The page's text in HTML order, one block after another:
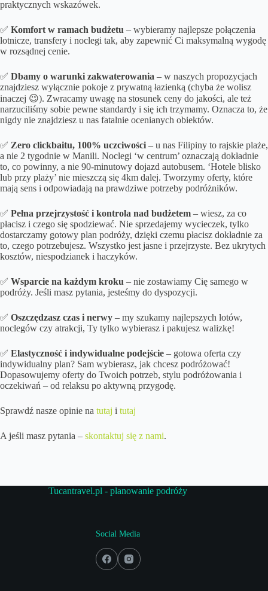
praktycznych wskazówek.
✅ Komfort w ramach budżetu – wybieramy najlepsze połączenia
lotnicze, transfery i noclegi tak, aby zapewnić Ci maksymalną wygodę
w rozsądnej cenie.
✅ Dbamy o warunki zakwaterowania – w naszych propozycjach
znajdziesz wyłącznie pokoje z prywatną łazienką (chyba że wolisz
inaczej 😉). Zwracamy uwagę na stosunek ceny do jakości, ale też
narzuciliśmy sobie pewne standardy i się ich trzymamy. Oznacza to, że
nigdy nie znajdziesz u nas fatalnie ocenianych obiektów.
✅ Zero clickbaitu, 100% uczciwości – u nas Filipiny to rajskie plaże,
a nie 2 tygodnie w Manili. Noclegi ‘w centrum’ oznaczają dokładnie
to, co powinny, a nie 90-minutowy dojazd autobusem. ‘Hotele blisko
lub przy plaży’ nie mieszczą się 4km dalej. Tworzymy oferty, które
mają sens i odpowiadają na prawdziwe potrzeby podróżników.
✅ Pełna przejrzystość i kontrola nad budżetem – wiesz, za co
płacisz i czego się spodziewać. Nie sprzedajemy wycieczek, tylko
dostarczamy gotowy plan podróży, dzięki czemu płacisz dokładnie za
to, czego potrzebujesz. Wszystko jest jasne i przejrzyste. Bez ukrytych
kosztów, niespodzianek i haczyków.
✅ Wsparcie na każdym kroku – nie zostawiamy Cię samego w
podróży. Jeśli masz pytania, jesteśmy do dyspozycji.
✅ Oszczędzasz czas i nerwy – my szukamy najlepszych lotów,
noclegów czy atrakcji, Ty tylko wybierasz i pakujesz walizkę!
✅ Elastyczność i indywidualne podejście – gotowa oferta czy
indywidualny plan? Sam wybierasz, jak chcesz podróżować!
Dopasowujemy oferty do Twoich potrzeb, stylu podróżowania i
oczekiwań – od relaksu po aktywną przygodę.
Sprawdź nasze opinie na tutaj i tutaj
A jeśli masz pytania – skontaktuj się z nami.
Tucantravel.pl - planowanie podróży
Social Media